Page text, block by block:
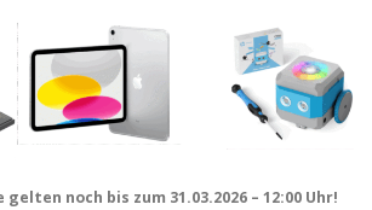
noch bis zum 31.03.2026 – 12:00 Uhr!